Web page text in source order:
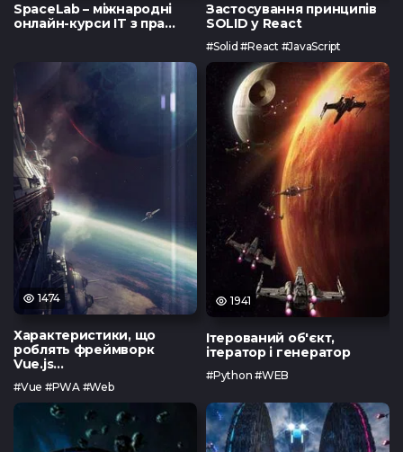
/Django
Тест з UX
SpaceLab – міжнародні
онлайн-курси IT з пра...
Застосування принципів
SOLID у React
#Solid #React #JavaScript
1474
Характеристики, що
роблять фреймворк
Vue.js...
#Vue #PWA #Web
1941
Ітерований об'єкт,
ітератор і генератор
#Python #WEB